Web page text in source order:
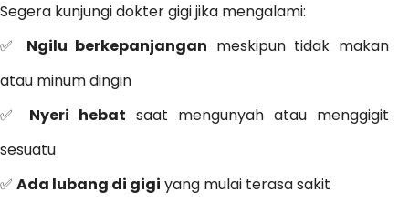
Segera kunjungi dokter gigi jika mengalami:
✅ Ngilu berkepanjangan meskipun tidak makan
atau minum dingin
✅ Nyeri hebat saat mengunyah atau menggigit
sesuatu
✅ Ada lubang di gigi yang mulai terasa sakit